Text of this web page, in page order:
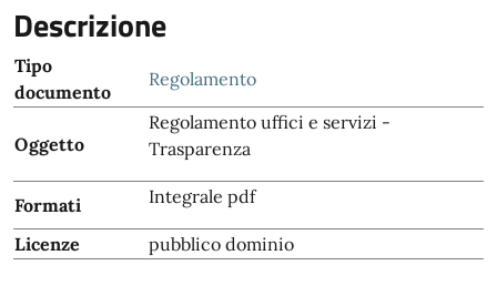
Descrizione
Tipo
documento
Regolamento
Oggetto
Regolamento uffici e servizi -
Trasparenza
Formati Integrale pdf
Licenze pubblico dominio